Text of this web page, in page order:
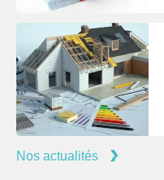
Nos actualités